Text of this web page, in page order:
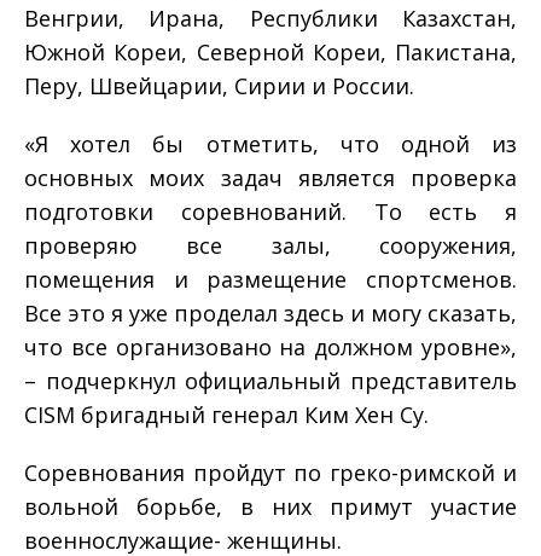
Венгрии, Ирана, Республики Казахстан,
Южной Кореи, Северной Кореи, Пакистана,
Перу, Швейцарии, Сирии и России.
«Я хотел бы отметить, что одной из
основных моих задач является проверка
подготовки соревнований. То есть я
проверяю все залы, сооружения,
помещения и размещение спортсменов.
Все это я уже проделал здесь и могу сказать,
что все организовано на должном уровне»,
– подчеркнул официальный представитель
CISM бригадный генерал Ким Хен Су.
Соревнования пройдут по греко-римской и
вольной борьбе, в них примут участие
военнослужащие- женщины.